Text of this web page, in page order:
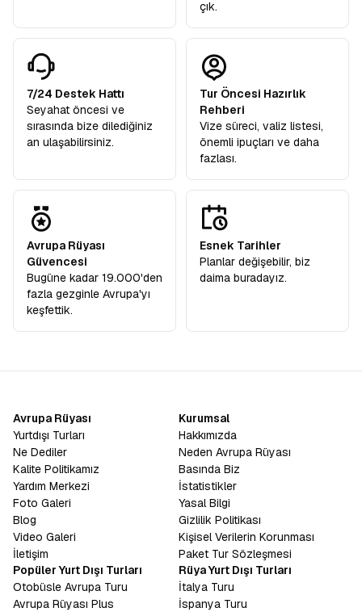
çık.
7/24 Destek Hattı
Seyahat öncesi ve
sırasında bize dilediğiniz
an ulaşabilirsiniz.
Tur Öncesi Hazırlık
Rehberi
Vize süreci, valiz listesi,
önemli ipuçları ve daha
fazlası.
Avrupa Rüyası
Güvencesi
Bugüne kadar 19.000'den
fazla gezginle Avrupa'yı
keşfettik.
Esnek Tarihler
Planlar değişebilir, biz
daima buradayız.
Avrupa Rüyası
Yurtdışı Turları
Ne Dediler
Kalite Politikamız
Yardım Merkezi
Foto Galeri
Blog
Video Galeri
İletişim
Kurumsal
Hakkımızda
Neden Avrupa Rüyası
Basında Biz
İstatistikler
Yasal Bilgi
Gizlilik Politikası
Kişisel Verilerin Korunması
Paket Tur Sözleşmesi
Popüler Yurt Dışı Turları
Otobüsle Avrupa Turu
Avrupa Rüyası Plus
Rüya Yurt Dışı Turları
İtalya Turu
İspanya Turu